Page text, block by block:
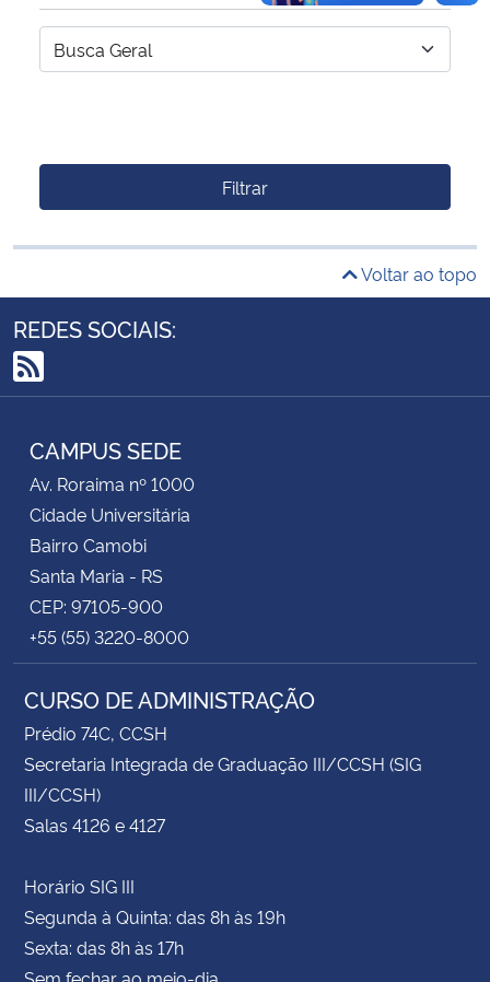
Filtrar
Voltar ao topo
REDES SOCIAIS:
RSS
CAMPUS SEDE
Av. Roraima nº 1000
Cidade Universitária
Bairro Camobi
Santa Maria - RS
CEP: 97105-900
+55 (55) 3220-8000
CURSO DE ADMINISTRAÇÃO
Prédio 74C, CCSH
Secretaria Integrada de Graduação III/CCSH (SIG
III/CCSH)
Salas 4126 e 4127
Horário SIG III
Segunda à Quinta: das 8h às 19h
Sexta: das 8h às 17h
Sem fechar ao meio-dia